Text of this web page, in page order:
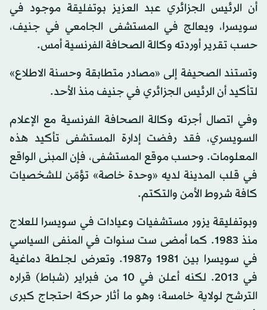
أن الرئيس الجزائري عبد العزيز بوتفليقة موجود في
سويسرا، ويعالج في المستشفى الجامعي في جنيف،
حسب تقرير أوردته وكالة الصحافة الفرنسية أمس.
وتستند الصحيفة إلى «مصادر متطابقة وحسنة الاطلاع»
لتأكيد أن الرئيس الجزائري في جنيف منذ الأحد.
وفي اتصال أجرته وكالة الصحافة الفرنسية مع الإعلام
السويسري، فقد رفضت إدارة المستشفى تأكيد هذه
المعلومات. وحسب موقع المستشفى، فإن المبنى الواقع
في قلب المدينة لديه «وحدة خاصة» تؤمّن للشخصيات
كافة شروط الأمن والتكتم.
وبوتفليقة يزور مستشفيات وعيادات في سويسرا للعلاج
منذ 1983. كما أمضى ست سنوات في المنفى السياسي
في سويسرا بين 1981 و1987. وتعرض لجلطة دماغية
في 2013. لكنه أعلن في 10 من فبراير (شباط) قراره
الترشح لولاية خامسة؛ وهو ما أثار حركة احتجاج كبرى